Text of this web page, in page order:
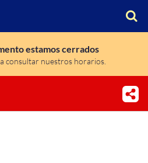
estamos cerrados
consultar nuestros horarios.